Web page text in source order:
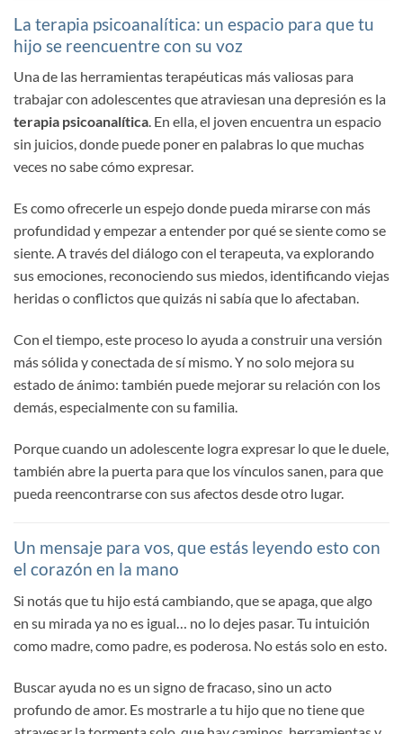
La terapia psicoanalítica: un espacio para que tu
hijo se reencuentre con su voz
Una de las herramientas terapéuticas más valiosas para
trabajar con adolescentes que atraviesan una depresión es la
terapia psicoanalítica. En ella, el joven encuentra un espacio
sin juicios, donde puede poner en palabras lo que muchas
veces no sabe cómo expresar.
Es como ofrecerle un espejo donde pueda mirarse con más
profundidad y empezar a entender por qué se siente como se
siente. A través del diálogo con el terapeuta, va explorando
sus emociones, reconociendo sus miedos, identificando viejas
heridas o conflictos que quizás ni sabía que lo afectaban.
Con el tiempo, este proceso lo ayuda a construir una versión
más sólida y conectada de sí mismo. Y no solo mejora su
estado de ánimo: también puede mejorar su relación con los
demás, especialmente con su familia.
Porque cuando un adolescente logra expresar lo que le duele,
también abre la puerta para que los vínculos sanen, para que
pueda reencontrarse con sus afectos desde otro lugar.
Un mensaje para vos, que estás leyendo esto con
el corazón en la mano
Si notás que tu hijo está cambiando, que se apaga, que algo
en su mirada ya no es igual… no lo dejes pasar. Tu intuición
como madre, como padre, es poderosa. No estás solo en esto.
Buscar ayuda no es un signo de fracaso, sino un acto
profundo de amor. Es mostrarle a tu hijo que no tiene que